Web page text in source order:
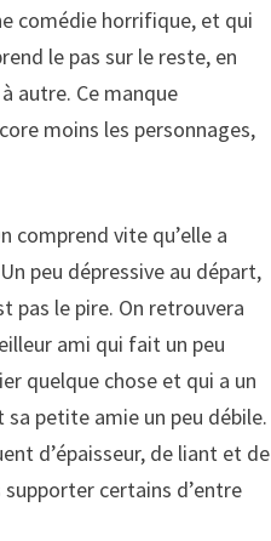
comédie horrifique, et qui
le pas sur le reste, en
autre. Ce manque
moins les personnages,
comprend vite qu’elle a
peu dépressive au départ,
pas le pire. On retrouvera
ami qui fait un peu
quelque chose et qui a un
petite amie un peu débile.
d’épaisseur, de liant et de
certains d’entre